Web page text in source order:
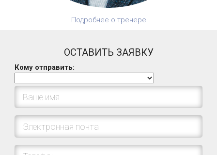
Подробнее о тренере
ОСТАВИТЬ ЗАЯВКУ
Кому отправить: